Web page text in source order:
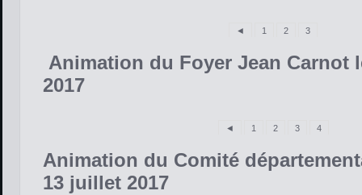
◄ 1 2 3
Animation du Foyer Jean Carnot
2017
◄ 1 2 3 4
Animation du Comité
13 juillet 2017